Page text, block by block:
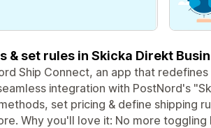
& set rules in Skicka Direkt
Ship Connect, an app that
integration with PostNord's
set pricing & define shipping
Why you'll love it: No more toggling